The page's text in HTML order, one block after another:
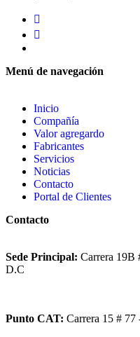
Menú de navegación
Inicio
Compañía
Valor agregardo
Fabricantes
Servicios
Noticias
Contacto
Portal de Clientes
Contacto
Sede Principal: Carrera 19B
D.C
Punto CAT: Carrera 15 #